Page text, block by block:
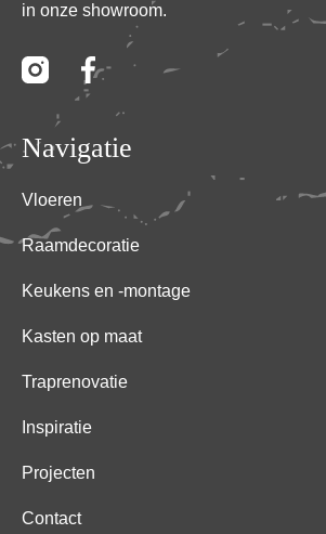
in onze showroom.
Navigatie
Vloeren
Raamdecoratie
Keukens en -montage
Kasten op maat
Traprenovatie
Inspiratie
Projecten
Contact